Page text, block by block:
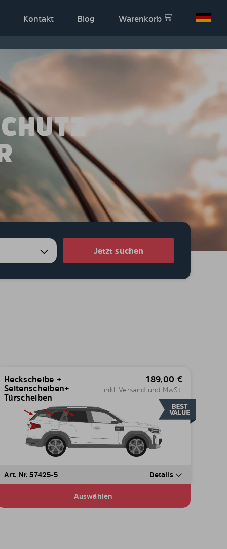
Kontakt Blog Warenkorb
Jetzt suchen
Heckscheibe +
Seitenscheiben+
Türscheiben
189,00 €
inkl. Versand und MwSt.
Art. Nr. 57425-5 Details
Auswählen